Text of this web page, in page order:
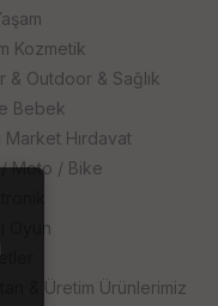
Kozmetik
& Outdoor & Sağlık
Bebek
Market Hırdavat
Moto / Bike
Oyun
& Üretim Ürünlerimiz